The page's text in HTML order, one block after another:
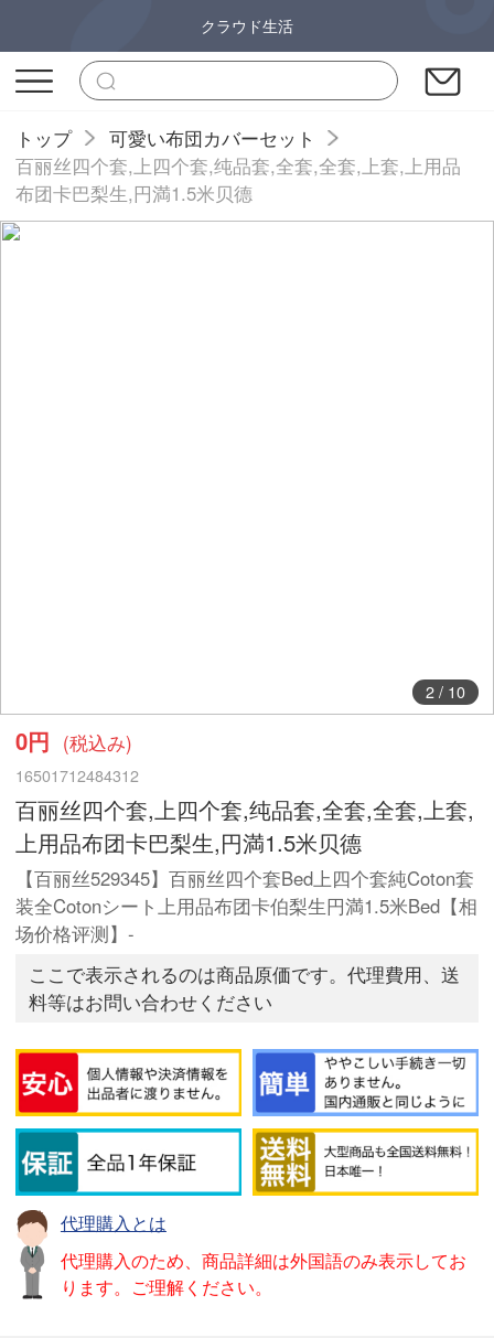
クラウド生活
トップ
可愛い布団カバーセット
百丽丝四个套,上四个套,纯品套,全套,全套,上套,上用品
布团卡巴梨生,円満1.5米贝德
3/ 10
0円 (税込み)
16501712484312
百丽丝四个套,上四个套,纯品套,全套,全套,上套,
上用品布团卡巴梨生,円満1.5米贝德
【百丽丝529345】百丽丝四个套Bed上四个套純Coton套
装全Cotonシート上用品布团卡伯梨生円満1.5米Bed【相
场价格评测】-
ここで表示されるのは商品原価です。代理費用、送
料等はお問い合わせください
代理購入とは
代理購入のため、商品詳細は外国語のみ表示してお
ります。ご理解ください。